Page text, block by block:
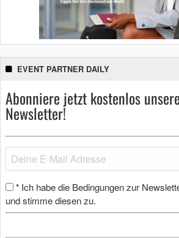
EVENT PARTNER DAILY
Abonniere jetzt kostenlos
Newsletter!
* Ich habe die Bedingungen zur
und stimme diesen zu.